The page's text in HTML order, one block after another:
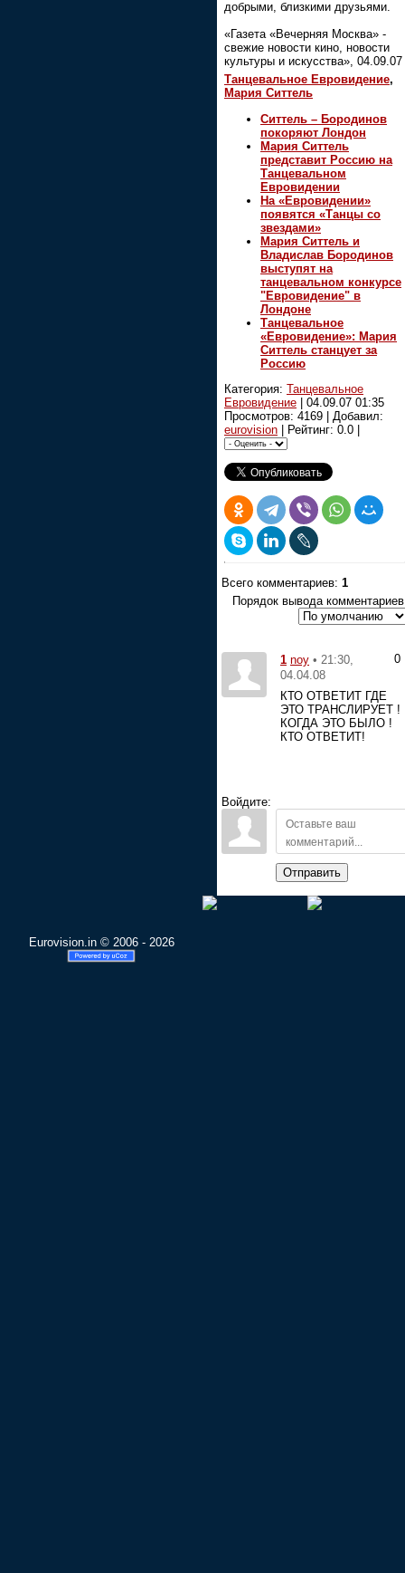
добрыми, близкими друзьями.
«Газета «Вечерняя Москва» -
свежие новости кино, новости
культуры и искусства», 04.09.07
Танцевальное Евровидение,
Мария Ситтель
Ситтель – Бородинов
покоряют Лондон
Мария Ситтель
представит Россию на
Танцевальном
Евровидении
На «Евровидении»
появятся «Танцы со
звездами»
Мария Ситтель и
Владислав Бородинов
выступят на
танцевальном конкурсе
"Евровидение" в
Лондоне
Танцевальное
«Евровидение»: Мария
Ситтель станцует за
Россию
Категория: Танцевальное
Евровидение
04.09.07 01:35
Просмотров: 4169 | Добавил:
eurovision | Рейтинг: 0.0 |
Всего комментариев: 1
Порядок вывода
0
1 noy • 21:30,
04.04.08
КТО ОТВЕТИТ ГДЕ
ЭТО ТРАНСЛИРУЕТ !
КОГДА ЭТО БЫЛО !
КТО ОТВЕТИТ!
Войдите:
Отправить
Eurovision.in © 2006 - 2026